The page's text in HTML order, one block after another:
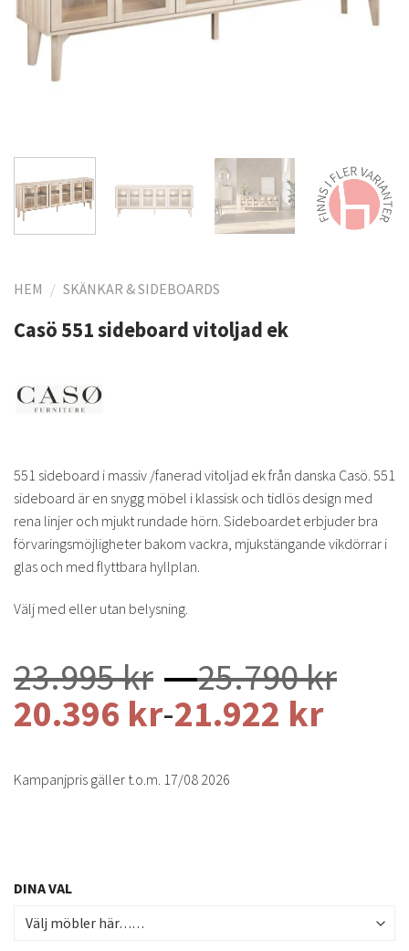
HEM / SKÄNKAR & SIDEBOARDS
Casö 551 sideboard vitoljad ek
551 sideboard i massiv /fanerad vitoljad ek från danska Casö. 551
sideboard är en snygg möbel i klassisk och tidlös design med
rena linjer och mjukt rundade hörn. Sideboardet erbjuder bra
förvaringsmöjligheter bakom vackra, mjukstängande vikdörrar i
glas och med flyttbara hyllplan.
Välj med eller utan belysning.
23.995kr –25.790kr
20.396 kr-21.922 kr
Kampanjpris gäller t.o.m. 17/08 2026
DINA VAL